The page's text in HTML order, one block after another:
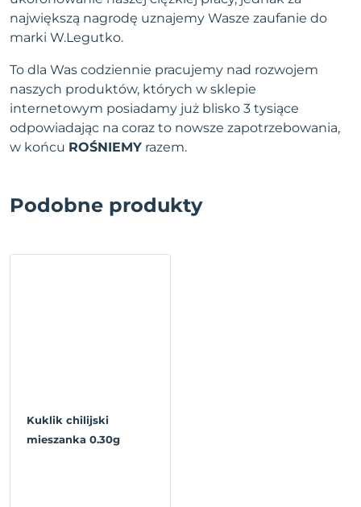
największą nagrodę uznajemy Wasze zaufanie do
marki W.Legutko.
To dla Was codziennie pracujemy nad rozwojem
naszych produktów, których w sklepie
internetowym posiadamy już blisko 3 tysiące
odpowiadając na coraz to nowsze zapotrzebowania,
w końcu ROŚNIEMY razem.
Podobne produkty
Kuklik chilijski
mieszanka 0.30g